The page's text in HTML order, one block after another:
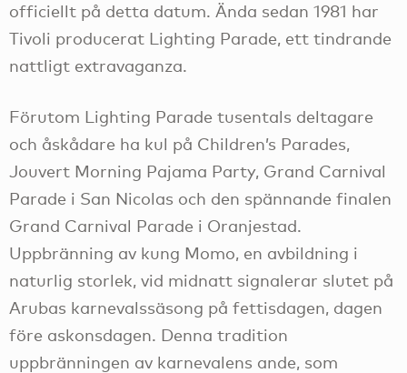
officiellt på detta datum. Ända sedan 1981 har
Tivoli producerat Lighting Parade, ett tindrande
nattligt extravaganza.
Förutom Lighting Parade tusentals deltagare
och åskådare ha kul på Children’s Parades,
Jouvert Morning Pajama Party, Grand Carnival
Parade i San Nicolas och den spännande finalen
Grand Carnival Parade i Oranjestad.
Uppbränning av kung Momo, en avbildning i
naturlig storlek, vid midnatt signalerar slutet på
Arubas karnevalssäsong på fettisdagen, dagen
före askonsdagen. Denna tradition
uppbränningen av karnevalens ande, som